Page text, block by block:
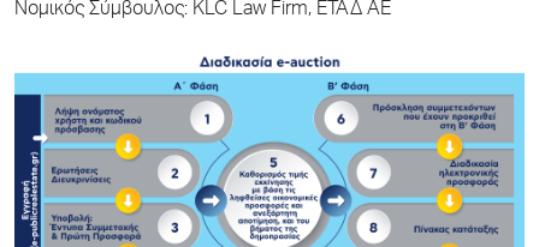
Νομικός Σύμβουλος: KLC Law Firm, ΕΤΑΔ ΑΕ